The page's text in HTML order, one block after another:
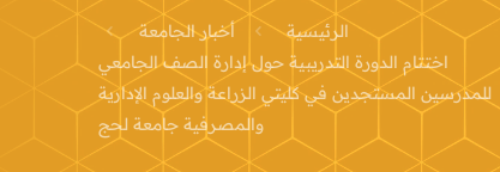
الرئيسية
أخبار الجامعة
اختتام الدورة التدريبية حول إدارة الصف الجامعي
للمدرسين المستجدين في كليتي الزراعة والعلوم الإدارية
والمصرفية جامعة لحج